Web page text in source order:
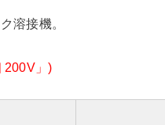
溶接機。
200V」)